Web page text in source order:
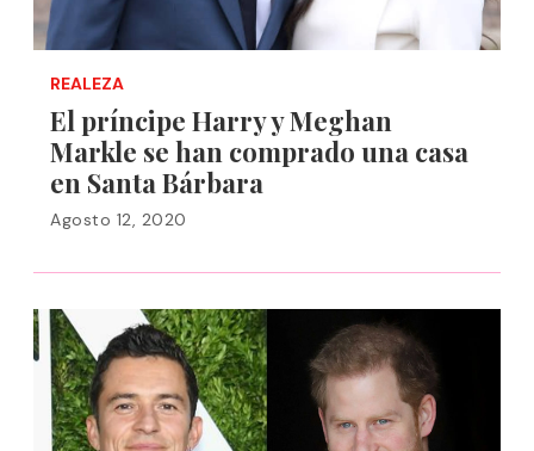
REALEZA
El príncipe Harry y Meghan
Markle se han comprado una casa
en Santa Bárbara
Agosto 12, 2020